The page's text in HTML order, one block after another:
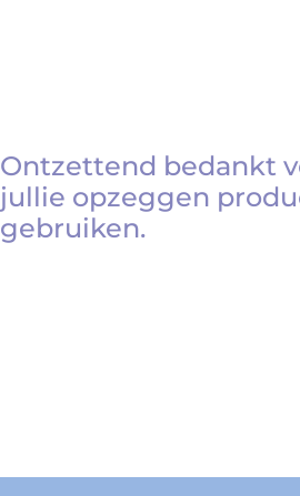
Ontzettend bedankt
jullie opzeggen
gebruiken.